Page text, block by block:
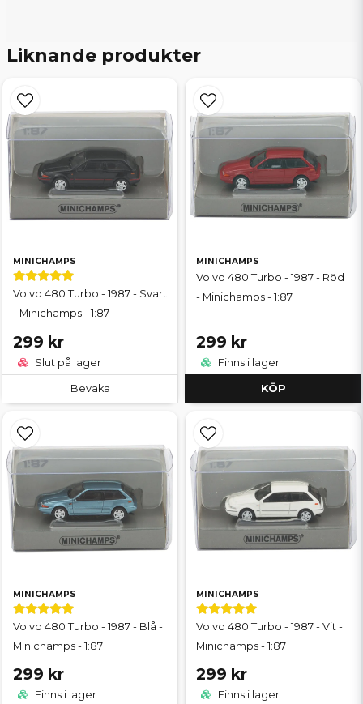
Liknande produkter
MINICHAMPS
Volvo 480 Turbo - 1987 - Svart
- Minichamps - 1:87
299 kr
Slut på lager
Bevaka
MINICHAMPS
Volvo 480 Turbo - 1987 - Röd
- Minichamps - 1:87
299 kr
Finns i lager
KÖP
MINICHAMPS
Volvo 480 Turbo - 1987 - Blå -
Minichamps - 1:87
299 kr
Finns i lager
MINICHAMPS
Volvo 480 Turbo - 1987 - Vit -
Minichamps - 1:87
299 kr
Finns i lager